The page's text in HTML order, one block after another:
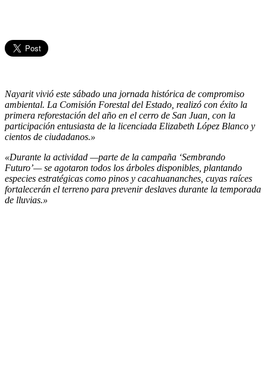
Nayarit vivió este sábado una jornada histórica de compromiso
ambiental. La Comisión Forestal del Estado, realizó con éxito la
primera reforestación del año en el cerro de San Juan, con la
participación entusiasta de la licenciada Elizabeth López Blanco y
cientos de ciudadanos.»
«Durante la actividad —parte de la campaña ‘Sembrando
Futuro’— se agotaron todos los árboles disponibles, plantando
especies estratégicas como pinos y cacahuananches, cuyas raíces
fortalecerán el terreno para prevenir deslaves durante la temporada
de lluvias.»